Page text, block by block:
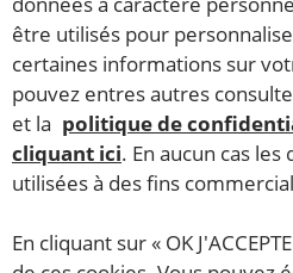
être utilisés pour
certaines informations sur
pouvez entres autres
et la politique de
cliquant ici. En aucun cas
utilisées à des fins
En cliquant sur « OK